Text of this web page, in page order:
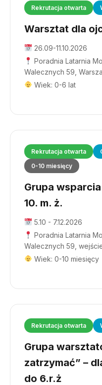
Rekrutacja otwarta
Warsztat dla
26.09-11.10.2026
Poradnia Latarnia
Walecznych 59,
Wiek: 0-6 lat
Rekrutacja otwarta
0-10 miesięcy
Grupa
10. m. ż.
5.10 - 7.12.2026
Poradnia Latarnia
Walecznych 59,
Wiek: 0-10 miesięcy
Rekrutacja otwarta
Grupa
zatrzymać” –
do 6.r.ż